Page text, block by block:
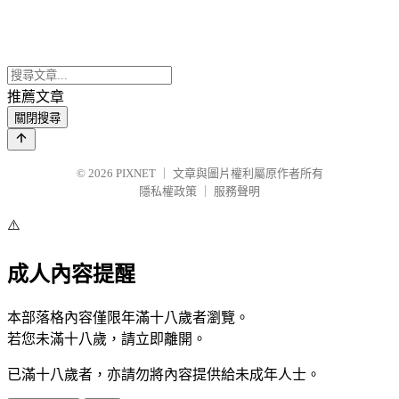
推薦文章
關閉搜尋
© 2026 PIXNET
文章與圖片權利屬原作者所有
隱私權政策
服務聲明
⚠️
成人內容提醒
本部落格內容僅限年滿十八歲者瀏覽。
若您未滿十八歲，請立即離開。
已滿十八歲者，亦請勿將內容提供給未成年人士。